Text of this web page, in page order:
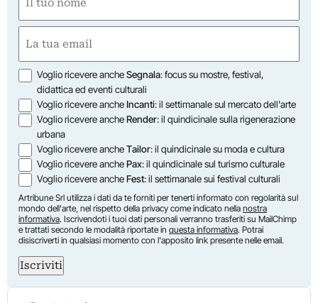
(Required)
First
(Required)
Opzioni
Voglio ricevere ancheSegnala: focus su mostre, festival,
didattica ed eventi culturali
Voglio ricevere ancheIncanti: il settimanale sul mercato dell'arte
Voglio ricevere ancheRender: il quindicinale sulla rigenerazione
urbana
Voglio ricevere ancheTailor: il quindicinale su moda e cultura
Voglio ricevere anchePax: il quindicinale sul turismo culturale
Voglio ricevere ancheFest: il settimanale sui festival culturali
Artribune Srl utilizza i dati da te forniti per tenerti informato con regolarità sul
mondo dell'arte, nel rispetto della privacy come indicato nella nostra
informativa. Iscrivendoti i tuoi dati personali verranno trasferiti su MailChimp
e trattati secondo le modalità riportate in questa informativa. Potrai
disiscriverti in qualsiasi momento con l'apposito link presente nelle email.
Iscriviti